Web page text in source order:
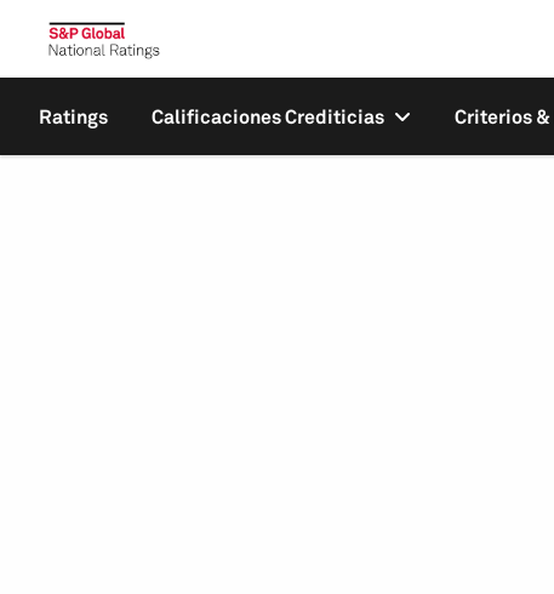
Ratings Calificaciones Crediticias Criterios